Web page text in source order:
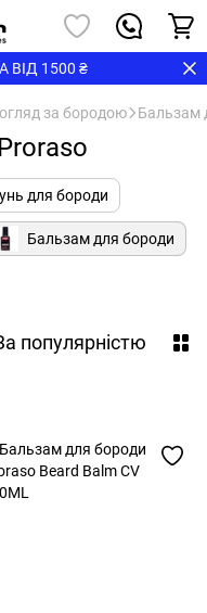
1500 ₴
за бородою Бальзам
для бороди
Бальзам для бороди
популярністю